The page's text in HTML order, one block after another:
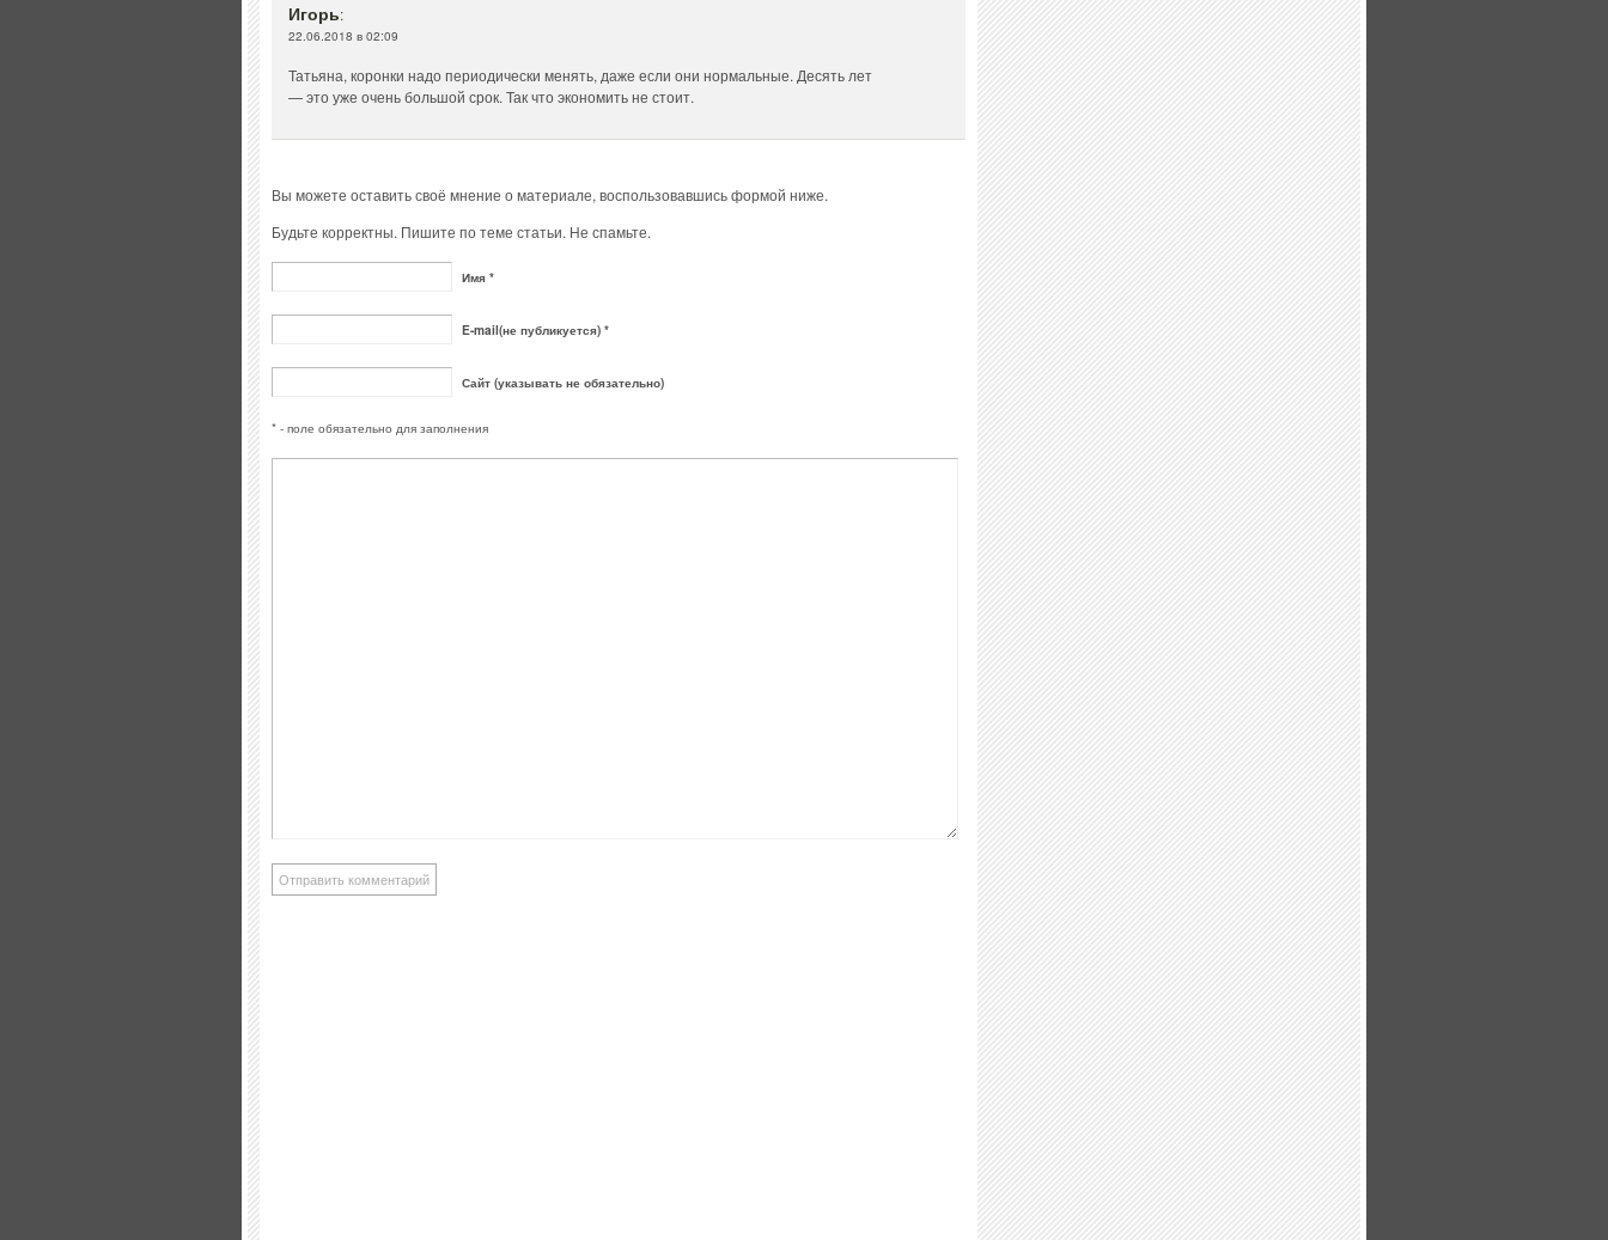
Игорь:
22.06.2018 в 02:09
Татьяна, коронки надо периодически менять, даже если они нормальные. Десять лет
— это уже очень большой срок. Так что экономить не стоит.
Вы можете оставить своё мнение о материале, воспользовавшись формой ниже.
Будьте корректны. Пишите по теме статьи. Не спамьте.
Имя *
E-mail(не публикуется) *
Сайт (указывать не обязательно)
* - поле обязательно для заполнения